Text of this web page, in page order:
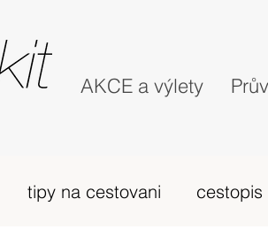
AKCE a výlety
tipy na cestovani cestopis